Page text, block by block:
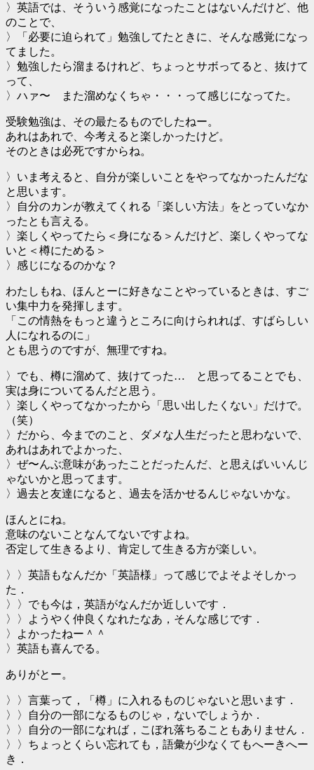
〉英語では、そういう感覚になったことはないんだけど、他
のことで、
〉「必要に迫られて」勉強してたときに、そんな感覚になっ
てました。
〉勉強したら溜まるけれど、ちょっとサボってると、抜けて
って、
〉ハァ〜 また溜めなくちゃ・・・って感じになってた。
受験勉強は、その最たるものでしたねー。
あれはあれで、今考えると楽しかったけど。
そのときは必死ですからね。
〉いま考えると、自分が楽しいことをやってなかったんだな
と思います。
〉自分のカンが教えてくれる「楽しい方法」をとっていなか
ったとも言える。
〉楽しくやってたら＜身になる＞んだけど、楽しくやってな
いと＜樽にためる＞
〉感じになるのかな？
わたしもね、ほんとーに好きなことやっているときは、すご
い集中力を発揮します。
「この情熱をもっと違うところに向けられれば、すばらしい
人になれるのに」
とも思うのですが、無理ですね。
〉でも、樽に溜めて、抜けてった… と思ってることでも、
実は身についてるんだと思う。
〉楽しくやってなかったから「思い出したくない」だけで。
（笑）
〉だから、今までのこと、ダメな人生だったと思わないで、
あれはあれでよかった、
〉ぜ〜んぶ意味があったことだったんだ、と思えばいいんじ
ゃないかと思ってます。
〉過去と友達になると、過去を活かせるんじゃないかな。
ほんとにね。
意味のないことなんてないですよね。
否定して生きるより、肯定して生きる方が楽しい。
〉〉英語もなんだか「英語様」って感じでよそよそしかっ
た．
〉〉でも今は，英語がなんだか近しいです．
〉〉ようやく仲良くなれたなあ，そんな感じです．
〉よかったねー＾＾
〉英語も喜んでる。
ありがとー。
〉〉言葉って，「樽」に入れるものじゃないと思います．
〉〉自分の一部になるものじゃ，ないでしょうか．
〉〉自分の一部になれば，こぼれ落ちることもありません．
〉〉ちょっとくらい忘れても，語彙が少なくてもへーきへー
き．